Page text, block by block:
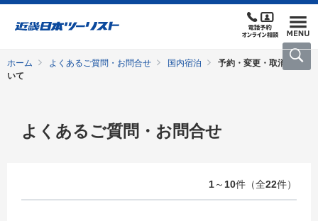
ホーム よくあるご質問・お問合せ 国内宿泊
予約・変更・取消につ
いて
よくあるご質問・お問合せ
1～ 10件（全22件）